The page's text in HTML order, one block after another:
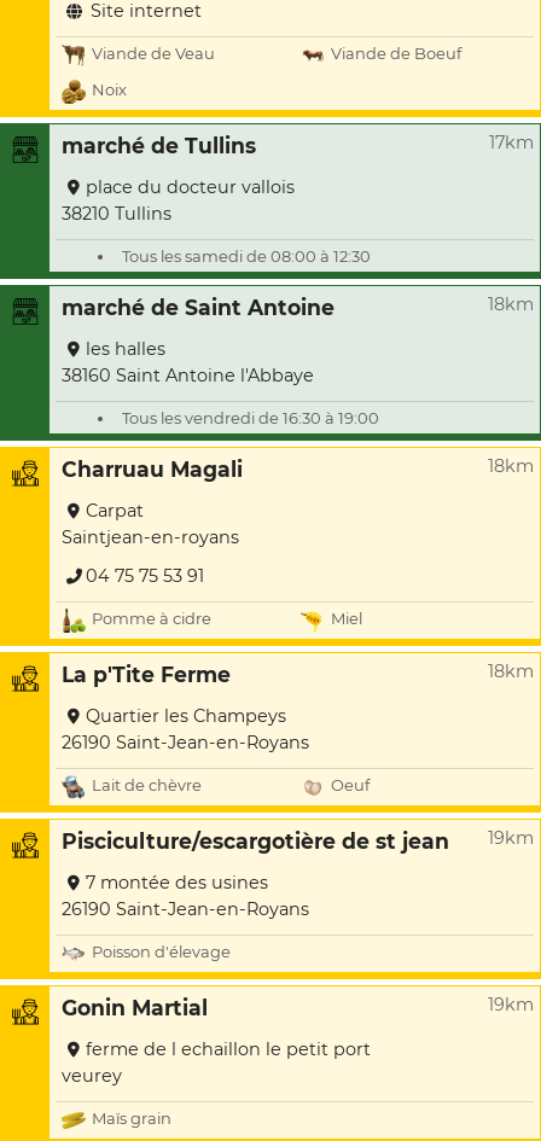
Site internet
Viande de Veau
Viande de Boeuf
Noix
marché de Tullins 17km
place du docteur vallois
38210 Tullins
Tous les samedi de 08:00 à 12:30
marché de Saint Antoine 18km
les halles
38160 Saint Antoine l'Abbaye
Tous les vendredi de 16:30 à 19:00
Charruau Magali 18km
Carpat
Saintjean-en-royans
04 75 75 53 91
Pomme à cidre Miel
La p'Tite Ferme 18km
Quartier les Champeys
26190 Saint-Jean-en-Royans
Lait de chèvre Oeuf
Pisciculture/escargotière de st jean 19km
7 montée des usines
26190 Saint-Jean-en-Royans
Poisson d'élevage
Gonin Martial 19km
ferme de l echaillon le petit port
veurey
Maïs grain